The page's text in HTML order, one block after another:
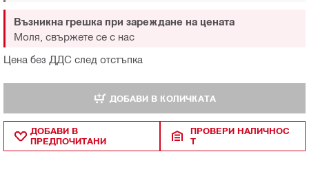
Цена без ДДС след отстъпка
Възникна грешка при зареждане на цената
Моля, свържете се с нас
ДОБАВИ В КОЛИЧКАТА
ДОБАВИ В
ПРЕДПОЧИТАНИ
ПРОВЕРИ НАЛИЧНОС
Т